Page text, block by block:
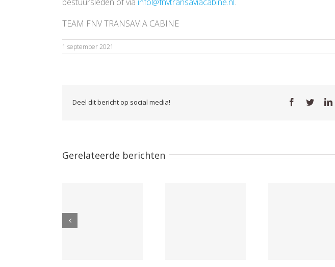
TEAM FNV TRANSAVIA CABINE
1 september 2021
Deel dit bericht op social media! Facebook
Twitter
Gerelateerde berichten